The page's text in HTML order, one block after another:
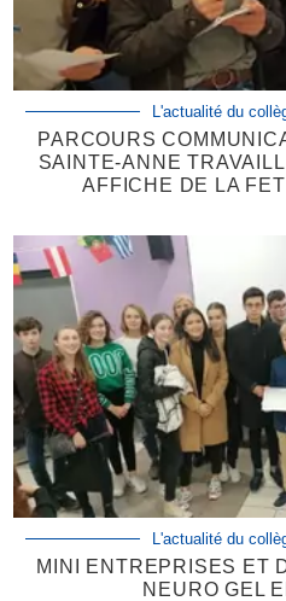
L'actualité du
PARCOURS
SAINTE-ANNE
AFFICHE DE LA
L'actualité du
MINI ENTREPRISES ET
NEURO GEL